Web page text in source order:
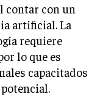
CONFLICTOS
DE ESTUDIO
contar con un
artificial. La
requiere
lo que es
capacitados